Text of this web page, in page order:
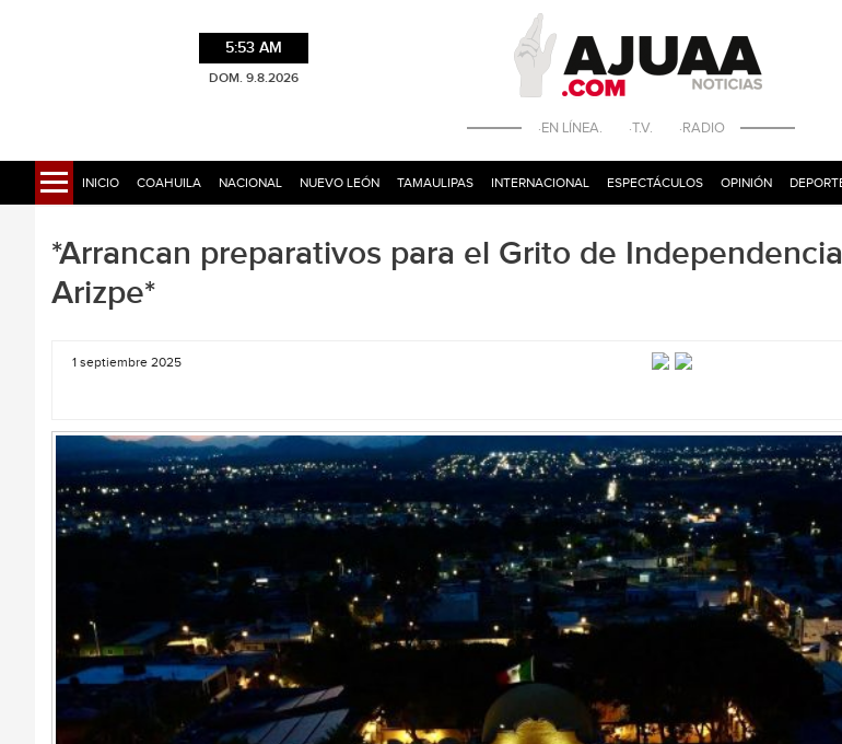
5:53 AM
DOM. 9.8.2026
·EN LÍNEA. ·T.V. ·RADIO
INICIO COAHUILA NACIONAL NUEVO LEÓN TAMAULIPAS INTERNACIONAL ESPECTÁCULOS OPINIÓN
*Arrancan preparativos para el Grito de
Arizpe*
1 septiembre 2025